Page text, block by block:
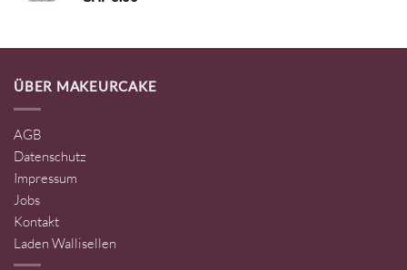
ÜBER MAKEURCAKE
AGB
Datenschutz
Impressum
Jobs
Kontakt
Laden Wallisellen